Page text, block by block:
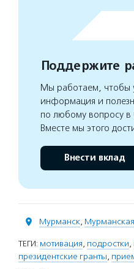
Поддержите
Мы работаем, чтобы
информация и
по любому вопросу в
Вместе мы этого
Внести вклад
Мурманск,
ТЕГИ: мотивация, подростки,
президентские гранты,